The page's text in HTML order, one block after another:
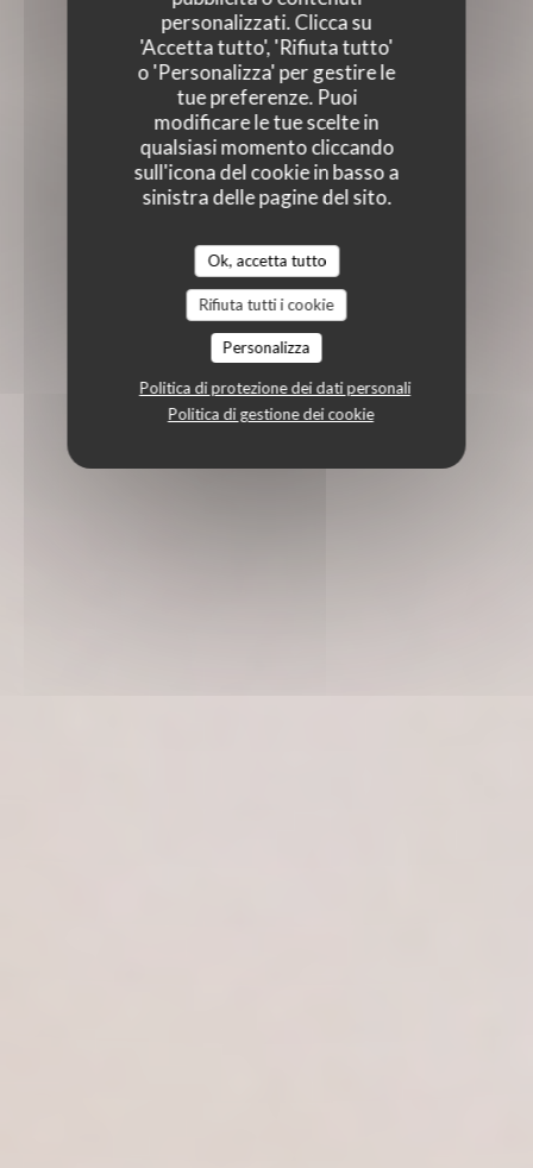
personalizzati. Clicca su
'Accetta tutto', 'Rifiuta tutto'
o 'Personalizza' per gestire le
tue preferenze. Puoi
modificare le tue scelte in
qualsiasi momento cliccando
sull'icona del cookie in basso a
sinistra delle pagine del sito.
Ok, accetta tutto
Rifiuta tutti i cookie
Personalizza
Politica di protezione dei dati personali
Politica di gestione dei cookie